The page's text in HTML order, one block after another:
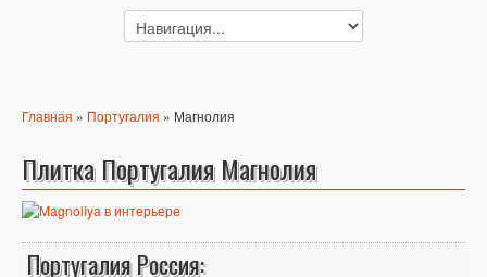
Главная » Португалия » Магнолия
Плитка Португалия Магнолия
Португалия Россия: